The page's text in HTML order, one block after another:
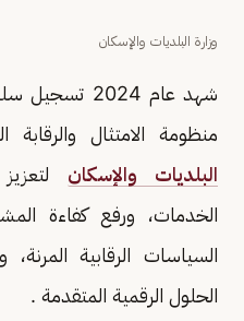
وزارة البلديات والإسكان
شهد عام 2024
منظومة الامتثال
البلديات والإسكان
الخدمات، ورفع كفاءة
السياسات الرقابية
الحلول الرقمية المتقدمة .